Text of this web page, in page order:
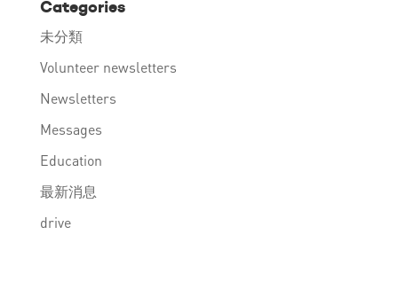
Categories
未分類
Volunteer newsletters
Newsletters
Messages
Education
最新消息
drive